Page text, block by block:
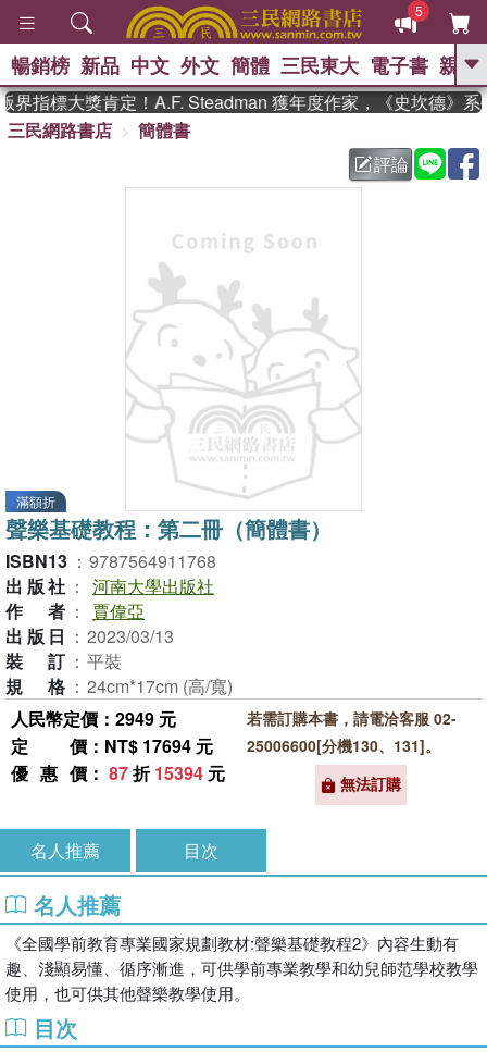
5
GO
父親節 、 如果歷
暑期推薦 、 國際布克
偉大的迷走神經
暢銷榜 新品 中文 外文 簡體 三民東大 電子書 親子
指標大獎肯定！A.F. Steadman 獲年度作家，《史坎德》系
三民網路書店
簡體書
評論
滿額折
聲樂基礎教程：第二冊（簡體書）
ISBN13 ： 9787564911768
出版社 ： 河南大學出版社
作者 ： 賈偉亞
出版日 ： 2023/03/13
裝訂 ： 平裝
規格 ： 24cm*17cm (高/寬)
人民幣定價：2949 元
定價 ：NT$ 17694 元
優惠價 ： 87折15394 元
若需訂購本書，請電洽客服 02-
25006600[分機130、131]。
無法訂購
名人推薦 目次
名人推薦
《全國學前教育專業國家規劃教材:聲樂基礎教程2》內容生動有
趣、淺顯易懂、循序漸進，可供學前專業教學和幼兒師范學校教學
使用，也可供其他聲樂教學使用。
目次